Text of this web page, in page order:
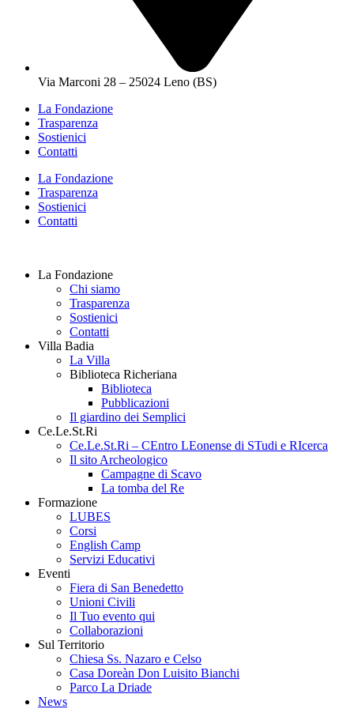
Via Marconi 28 – 25024 Leno (BS)
La Fondazione
Trasparenza
Sostienici
Contatti
La Fondazione
Trasparenza
Sostienici
Contatti
La Fondazione
Chi siamo
Trasparenza
Sostienici
Contatti
Villa Badia
La Villa
Biblioteca Richeriana
Biblioteca
Pubblicazioni
Il giardino dei Semplici
Ce.Le.St.Ri
Ce.Le.St.Ri – CEntro LEonense di STudi e RIcerca
Il sito Archeologico
Campagne di Scavo
La tomba del Re
Formazione
LUBES
Corsi
English Camp
Servizi Educativi
Eventi
Fiera di San Benedetto
Unioni Civili
Il Tuo evento qui
Collaborazioni
Sul Territorio
Chiesa Ss. Nazaro e Celso
Casa Doreàn Don Luisito Bianchi
Parco La Driade
News